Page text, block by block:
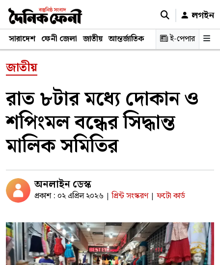
লগইন
সারাদেশ ফেনী জেলা জাতীয় আন্তর্জাতিক রাজনীতি স্বাস্থ্য শিক্ষা
ই-পেপার
জাতীয়
রাত ৮টার মধ্যে দোকান ও
শপিংমল বন্ধের সিদ্ধান্ত
মালিক সমিতির
অনলাইন ডেস্ক
প্রকাশ : ০২ এপ্রিল ২০২৬ | প্রিন্ট সংস্করণ | ফটো কার্ড